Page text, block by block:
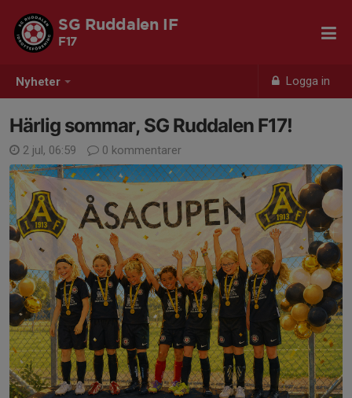
Nyheter Logga in
SG Ruddalen IF
F17
Härlig sommar, SG Ruddalen F17!
2 jul, 06:59 0 kommentarer